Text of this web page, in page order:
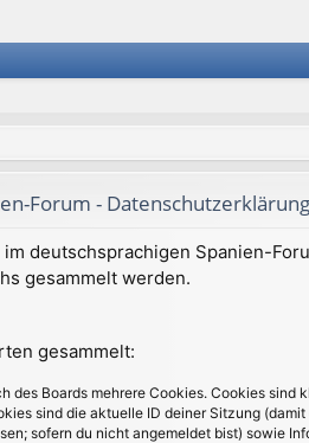
Forum - Datenschutzerklärung
deutschsprachigen Spanien-
gesammelt werden.
gesammelt:
des Boards mehrere Cookies. Cookies
sind die aktuelle ID deiner Sitzung
sofern du nicht angemeldet bist) sowie